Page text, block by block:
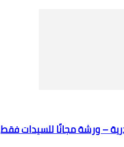
– ورشة مجانًا للسيدات فقط